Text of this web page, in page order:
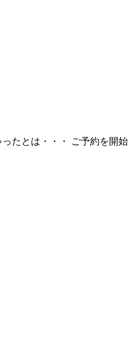
たとは・・・ ご予約を